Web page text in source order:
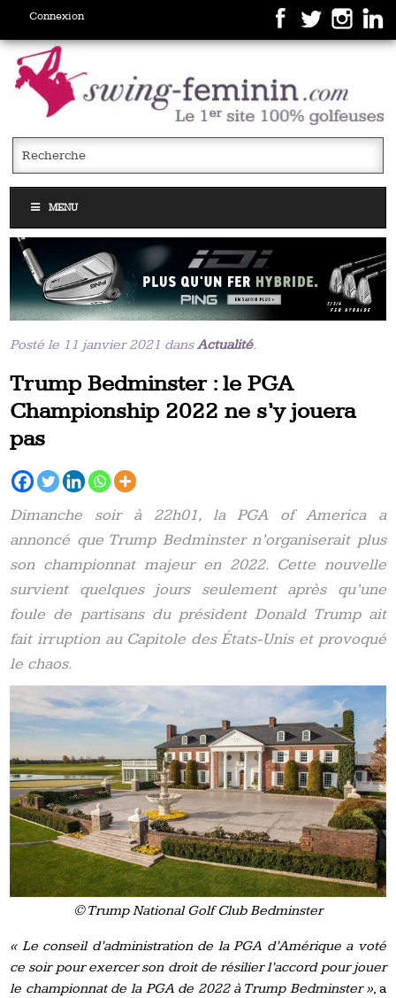
Connexion
MENU
Posté le 11 janvier 2021 dansActualité.
Trump Bedminster : le PGA
Championship 2022 ne s’y jouera
pas
Dimanche soir à 22h01, la PGA of America a
annoncé que Trump Bedminster n’organiserait plus
son championnat majeur en 2022. Cette nouvelle
survient quelques jours seulement après qu’une
foule de partisans du président Donald Trump ait
fait irruption au Capitole des États-Unis et provoqué
le chaos.
© Trump National Golf Club Bedminster
« Le conseil d’administration de la PGA d’Amérique a voté
ce soir pour exercer son droit de résilier l’accord pour jouer
le championnat de la PGA de 2022 à Trump Bedminster », a